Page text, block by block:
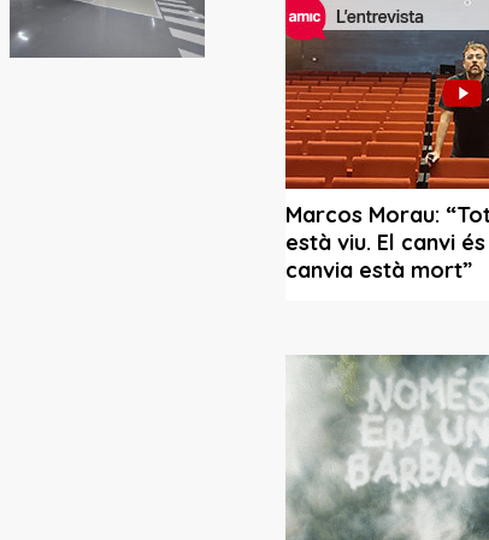
ple per a que no vaja
l’oposició